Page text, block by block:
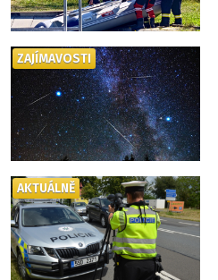
ZAJÍMAVOSTI
AKTUÁLNĚ